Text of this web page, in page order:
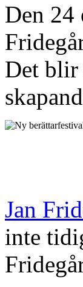
Den 24
Det blir
Jan
inte